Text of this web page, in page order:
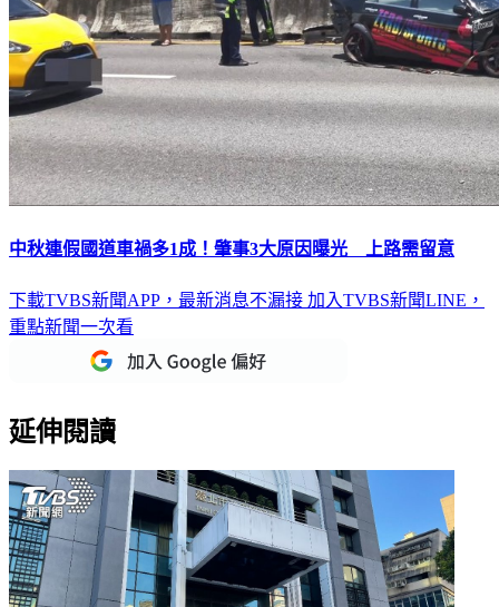
中秋連假國道車禍多1成！肇事3大原因曝光 上路需留意
下載TVBS新聞APP，最新消息不漏接 加入TVBS新聞LINE，
重點新聞一次看
延伸閱讀